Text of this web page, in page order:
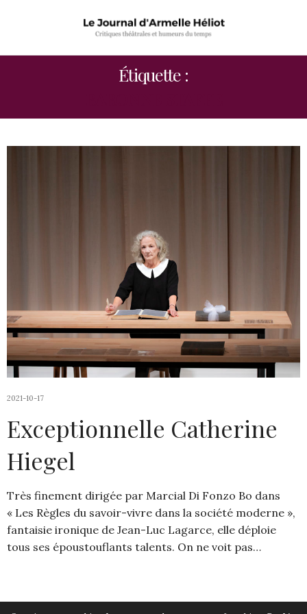
Étiquette :
2021-10-17
Exceptionnelle Catherine
Hiegel
Très finement dirigée par Marcial Di Fonzo Bo dans
« Les Règles du savoir-vivre dans la société moderne »,
fantaisie ironique de Jean-Luc Lagarce, elle déploie
tous ses époustouflants talents. On ne voit pas…